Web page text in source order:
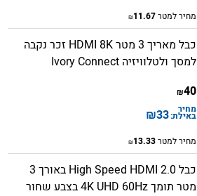
מחיר למטר11.67
₪
כבל מאריך 3 מטר​ HDMI 8K זכר נקבה
למסך ולטלוויזיה Ivory Connect
40
₪
מחיר
באילת:33
₪
מחיר למטר13.33
₪
כבל High Speed HDMI 2.0 באורך 3
מטר תומך 4K UHD 60Hz בצבע שחור